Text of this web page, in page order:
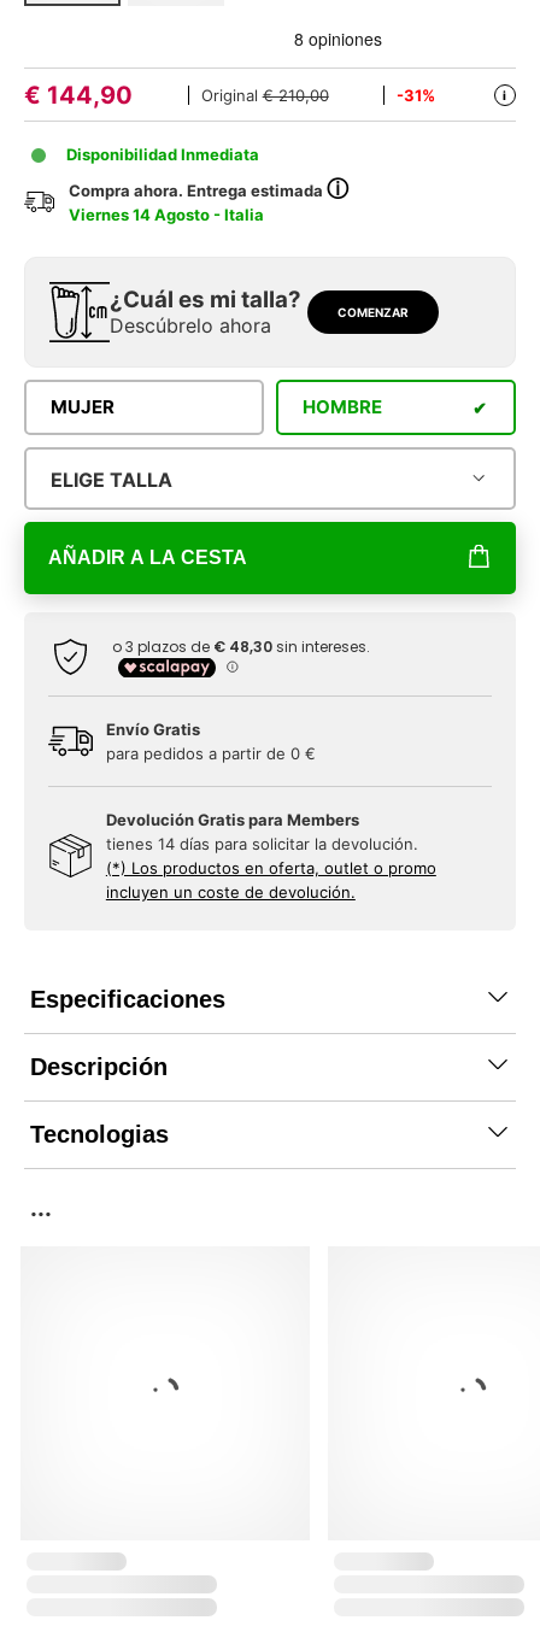
€ 144,90 Original€ 210,00 -31% i
Disponibilidad Inmediata
Compra ahora. Entrega estimadaⓘ
Viernes 14 Agosto - Italia
¿Cuál es mi talla?
Descúbrelo ahora
COMENZAR
MUJER HOMBRE
ELIGE TALLA
AÑADIR A LA CESTA
Envío Gratis
para pedidos a partir de 0 €
Devolución Gratis para Members
tienes 14 días para solicitar la devolución.
(*) Los productos en oferta, outlet o promo
incluyen un coste de devolución.
Especificaciones
Descripción
Tecnologias
...